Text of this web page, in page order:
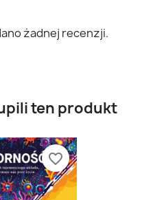
żadnej recenzji.
ten produkt
favorite_border